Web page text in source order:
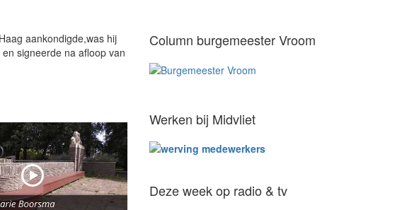
aankondigde,was hij
signeerde na afloop van
Column burgemeester Vroom
Werken bij Midvliet
Deze week op radio & tv